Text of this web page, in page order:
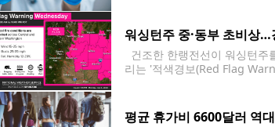
워싱턴주 중·동부 초비상
건조한 한랭전선이 워싱턴
리는 '적색경보(Red Flag
평균 휴가비 6600달러 역